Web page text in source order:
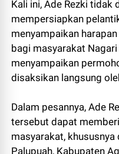
Kali ini, Ade Rezki tidak
mempersiapkan
menyampaikan
bagi masyarakat
menyampaikan
disaksikan langsung
Dalam pesannya, Ade
tersebut dapat
masyarakat,
Palupuah, Kabupaten